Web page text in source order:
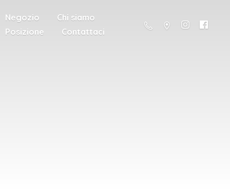
Negozio
Chi siamo
Posizione
Contattaci